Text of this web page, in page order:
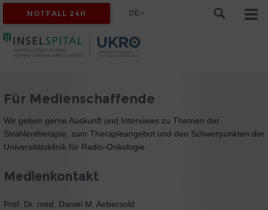
NOTFALL 24H DE
Für Medienschaffende
Wir geben gerne Auskunft und Interviews zu Themen der
Strahlentherapie, zum Therapieangebot und den Schwerpunkten der
Universitätsklinik für Radio-Onkologie.
Medienkontakt
Prof. Dr. med. Daniel M. Aebersold